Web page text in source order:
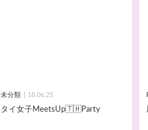
未分類 18.06.25
タイ女子MeetsUp🇹🇭Party